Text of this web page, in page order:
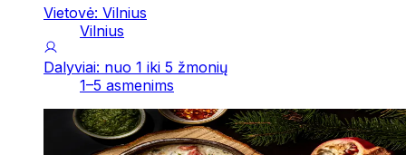
Vietovė: Vilnius
Vilnius
Dalyviai: nuo 1 iki 5 žmonių
1–5 asmenims